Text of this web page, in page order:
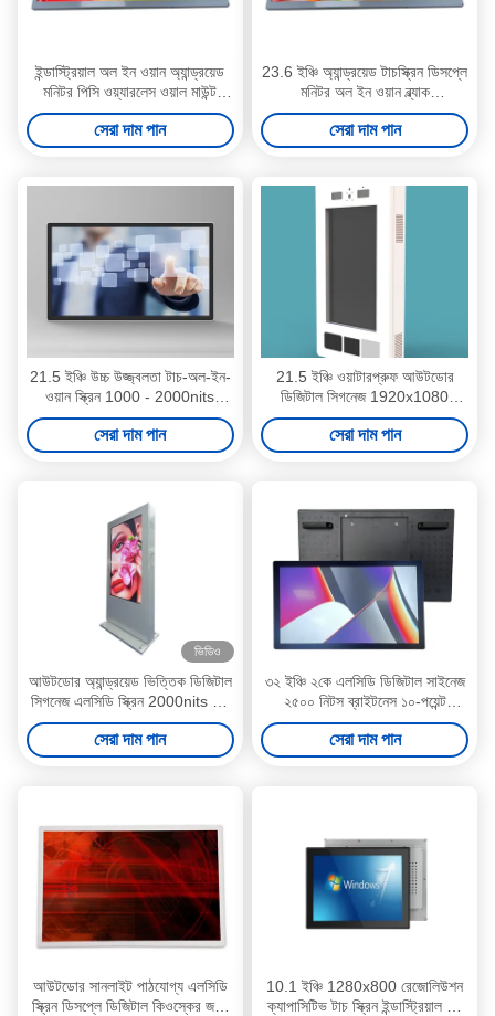
ইন্ডাস্ট্রিয়াল অল ইন ওয়ান অ্যান্ড্রয়েড
মনিটর পিসি ওয়্যারলেস ওয়াল মাউন্ট
২১.৫'
সেরা দাম পান
23.6 ইঞ্চি অ্যান্ড্রয়েড টাচস্ক্রিন ডিসপ্লে
মনিটর অল ইন ওয়ান ব্ল্যাক
1920x1080 রেজোলিউশন
সেরা দাম পান
21.5 ইঞ্চি উচ্চ উজ্জ্বলতা টাচ-অল-ইন-
ওয়ান স্ক্রিন 1000 - 2000nits
ঐচ্ছিক ক্যাপাসিটিভ টাচ কন্ট্রোল
স্থিতিশীল এবং টেকসই মাল্টি-সিন
প্রযোজ্য
সেরা দাম পান
21.5 ইঞ্চি ওয়াটারপ্রুফ আউটডোর
ডিজিটাল সিগনেজ 1920x1080
রেজোলিউশন এলসিডি টাচ স্ক্রিন স্ব-
পরিষেবা কিওস্ক মেশিন
সেরা দাম পান
ভিডিও
আউটডোর অ্যান্ড্রয়েড ভিত্তিক ডিজিটাল
সিগনেজ এলসিডি স্ক্রিন 2000nits 75
ইঞ্চি
সেরা দাম পান
৩২ ইঞ্চি ২কে এলসিডি ডিজিটাল সাইনেজ
২৫০০ নিটস ব্রাইটনেস ১০-পয়েন্ট
ক্যাপাসিটিভ টাচ এবং আউটডোর
বিজ্ঞাপনের জন্য সানলাইট রিডেবল
সেরা দাম পান
আউটডোর সানলাইট পাঠযোগ্য এলসিডি
স্ক্রিন ডিসপ্লে ডিজিটাল কিওস্কের জন্য
10.1 ইঞ্চি 1280x800 রেজোলিউশন
ক্যাপাসিটিভ টাচ স্ক্রিন ইন্ডাস্ট্রিয়াল টাচ